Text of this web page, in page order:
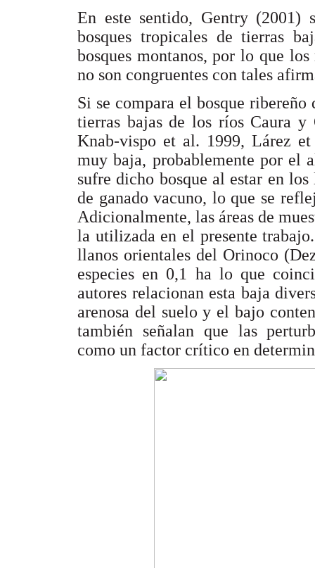
En este sentido, Gentry (2001)
bosques tropicales de tierras
bosques montanos, por lo que
no son congruentes con tales
Si se compara el bosque ribereño
tierras bajas de los ríos Caura y
Knab-vispo et al. 1999, Lárez
muy baja, probablemente por el
sufre dicho bosque al estar en
de ganado vacuno, lo que se
Adicionalmente, las áreas de
la utilizada en el presente
llanos orientales del Orinoco
especies en 0,1 ha lo que
autores relacionan esta baja
arenosa del suelo y el bajo
también señalan que las
como un factor crítico en